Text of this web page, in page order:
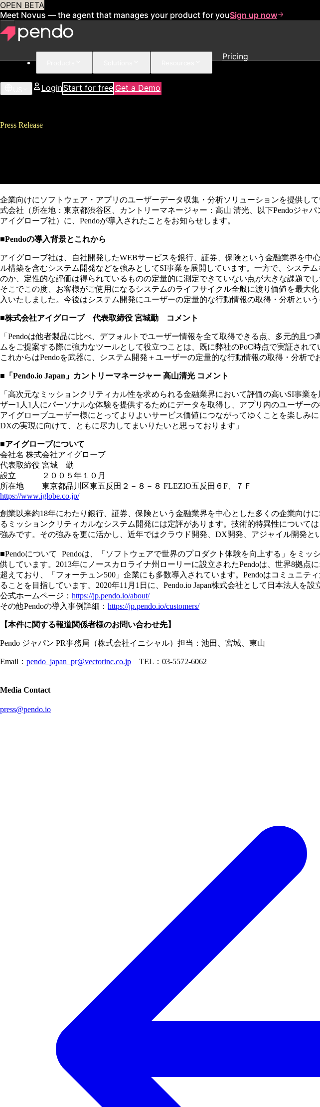
OPEN BETA
Meet Novus — the agent that manages your product for youSign up now
Pricing
LoginStart for free Get a Demo
Press Release
企業向けにソフトウェア・アプリのユーザーデータ収集・分析ソリューションを提供し
式会社（所在地：東京都渋谷区、カントリーマネージャー：高山 清光、以下Pendoジャ
アイグローブ社）に、Pendoが導入されたことをお知らせします。
■Pendoの導入背景とこれから
アイグローブ社は、自社開発したWEBサービスを銀行、証券、保険という金融業界を
ル構築を含むシステム開発などを強みとしてSI事業を展開しています。一方で、システ
のか、定性的な評価は得られているものの定量的に測定できていない点が大きな課題でし
そこでこの度、お客様がご使用になるシステムのライフサイクル全般に渡り価値を最大
入いたしました。今後はシステム開発にユーザーの定量的な行動情報の取得・分析とい
■株式会社アイグローブ 代表取締役 宮城勤 コメント
「Pendoは他者製品に比べ、デフォルトでユーザー情報を全て取得できる点、多元的且
ムをご提案する際に強力なツールとして役立つことは、既に弊社のPoC時点で実証されて
これからはPendoを武器に、システム開発＋ユーザーの定量的な行動情報の取得・分析で
■「Pendo.io Japan」カントリーマネージャー 高山清光 コメント
「高次元なミッションクリティカル性を求められる金融業界において評価の高いSI事業
ザー1人1人にパーソナルな体験を提供するためにデータを取得し、​​アプリ内のユーザー
アイグローブユーザー様にとってよりよいサービス価値につながってゆくことを楽し
DXの実現に向けて、ともに尽力してまいりたいと思っております」
■アイグローブについて
会社名 株式会社アイグローブ
代表取締役 宮城 勤
設立 ２００５年１０月
所在地 東京都品川区東五反田２－８－８ FLEZIO五反田６F、７Ｆ
https://www.iglobe.co.jp/
創業以来約18年にわたり銀行、証券、保険という金融業界を中心とした多くの企業向
るミッションクリティカルなシステム開発には定評があります。技術的特異性につい
強みです。その強みを更に活かし、近年ではクラウド開発、DX開発、アジャイル開発と
■Pendoについて Pendoは、「ソフトウェアで世界のプロダクト体験を向上する」をミ
供しています。2013年にノースカロライナ州ローリーに設立されたPendoは、世界8拠点
超えており、「フォーチュン500」企業にも多数導入されています。Pendoはコミュニ
ることを目指しています。2020年11月1日に、Pendo.io Japan株式会社として日本法人を設
公式ホームページ： https://jp.pendo.io/about/
その他Pendoの導入事例詳細： https://jp.pendo.io/customers/
【本件に関する報道関係者様のお問い合わせ先】
Pendo ジャパン PR事務局（株式会社イニシャル）担当：池田、宮城、東山
Email： pendo_japan_pr@vectorinc.co.jp TEL：03-5572-6062
Media Contact
press@pendo.io